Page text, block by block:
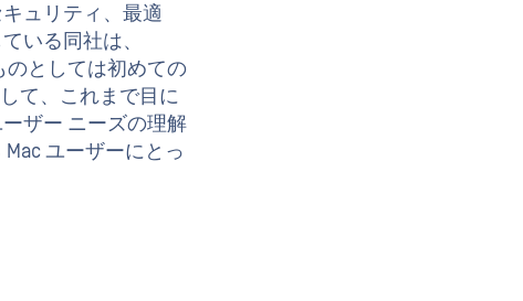
ュリティ、最適
いる同社は、
のとしては初めての
て、これまで目に
ザー ニーズの理解
ユーザーにとっ